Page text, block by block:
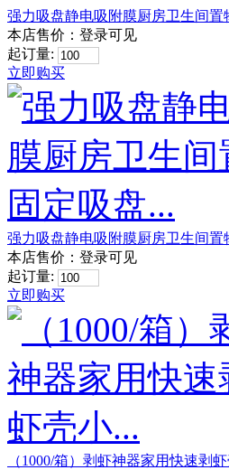
强力吸盘静电吸附膜厨房卫生间置
本店售价： 登录可见
起订量:
立即购买
强力吸盘静电吸附膜厨房卫生间置
本店售价： 登录可见
起订量:
立即购买
（1000/箱）剥虾神器家用快速剥